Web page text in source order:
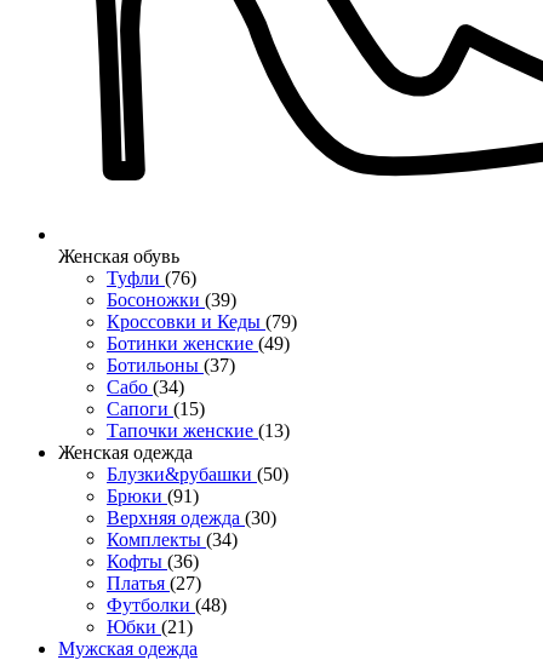
Женcкая обувь
Туфли (76)
Босоножки (39)
Кроссовки и Кеды (79)
Ботинки женские (49)
Ботильоны (37)
Сабо (34)
Сапоги (15)
Тапочки женские (13)
Женская одежда
Блузки&рубашки (50)
Брюки (91)
Верхняя одежда (30)
Комплекты (34)
Кофты (36)
Платья (27)
Футболки (48)
Юбки (21)
Мужская одежда